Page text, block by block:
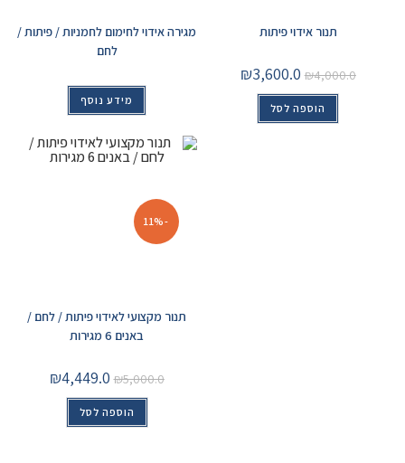
מגירה אידוי לחימום לחמניות / פיתות /
לחם
מידע נוסף
תנור אידוי פיתות
₪4,000.0
₪3,600.0
הוספה לסל
-11%
תנור מקצועי לאידוי פיתות / לחם /
באנים 6 מגירות
₪5,000.0
₪4,449.0
הוספה לסל